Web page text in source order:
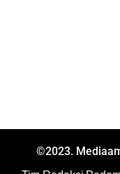
©2023.